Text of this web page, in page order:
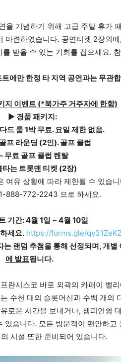
을 기념하기 위해 고급 주말 휴가
마련하였습니다. 공연티켓 2장외
받을 수 있는 기회를 잡으세요.
에만 한정 타 지역 공연과는 무관
지 이벤트 (*북가주 거주자에 한함)
▶ 경품 패키지:
드 룸 1박 무료. 요일 제한 없음.
프 라운딩 (2인). 골프 클럽
료 골프 클럽 렌탈
는 트롯맨 티켓 (2장)
여유 상황에 따라 제한될 수 있습
888-772-2243 으로 하세요.
기간: 4월 1일 ~ 4월 10일
세요. https://forms.gle/
랜덤 추첨을 통해 선정되며, 개별
에 발표됩니다.
란시스코 바로 외곽의 카패이 밸
수천 대의 슬롯머신과 수백 개의
로운 시간을 보내거나, 챔피언쉽
습니다. 모든 방문객이 편안하고
시설 또한 준비되어 있습니다.